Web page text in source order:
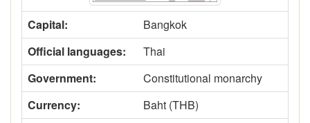
Capital:
Bangkok
Official languages:
Thai
Government:
Constitutional monarchy
Currency:
Baht (THB)